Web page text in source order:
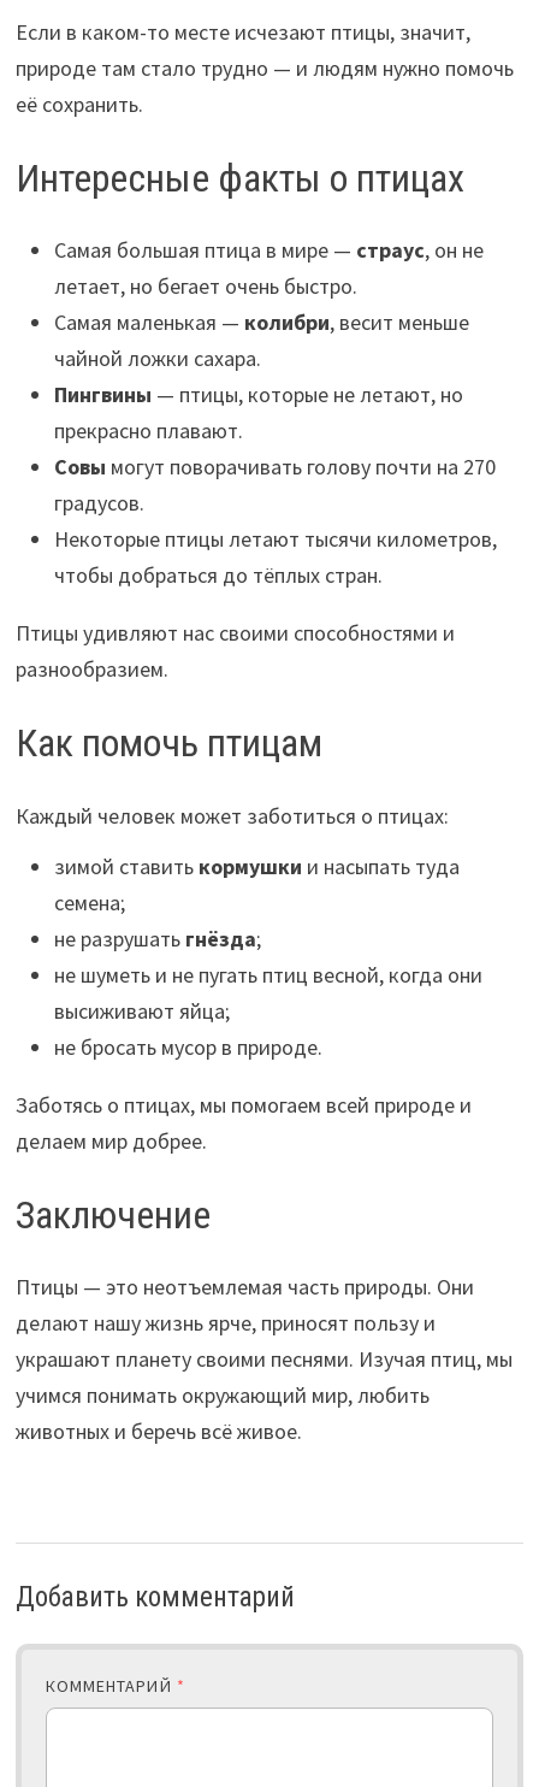
Если в каком-то месте исчезают птицы, значит,
природе там стало трудно — и людям нужно помочь
её сохранить.
Интересные факты о птицах
Самая большая птица в мире — страус, он не
летает, но бегает очень быстро.
Самая маленькая — колибри, весит меньше
чайной ложки сахара.
Пингвины — птицы, которые не летают, но
прекрасно плавают.
Совы могут поворачивать голову почти на 270
градусов.
Некоторые птицы летают тысячи километров,
чтобы добраться до тёплых стран.
Птицы удивляют нас своими способностями и
разнообразием.
Как помочь птицам
Каждый человек может заботиться о птицах:
зимой ставить кормушки и насыпать туда
семена;
не разрушать гнёзда;
не шуметь и не пугать птиц весной, когда они
высиживают яйца;
не бросать мусор в природе.
Заботясь о птицах, мы помогаем всей природе и
делаем мир добрее.
Заключение
Птицы — это неотъемлемая часть природы. Они
делают нашу жизнь ярче, приносят пользу и
украшают планету своими песнями. Изучая птиц, мы
учимся понимать окружающий мир, любить
животных и беречь всё живое.
Добавить комментарий
КОММЕНТАРИЙ *